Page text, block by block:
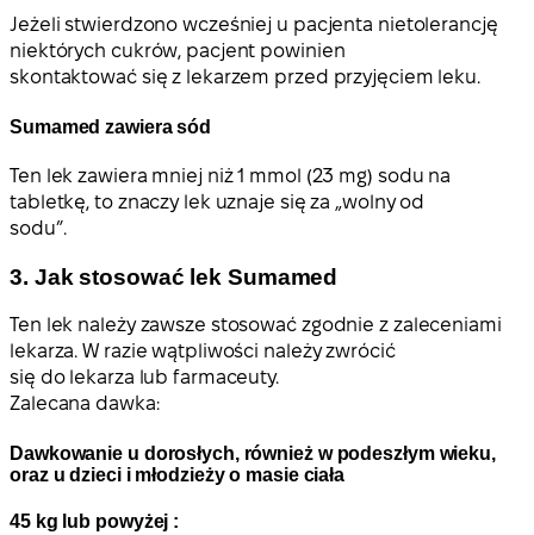
Jeżeli stwierdzono wcześniej u pacjenta nietolerancję
niektórych cukrów, pacjent powinien
skontaktować się z lekarzem przed przyjęciem leku.
Sumamed zawiera sód
Ten lek zawiera mniej niż 1 mmol (23 mg) sodu na
tabletkę, to znaczy lek uznaje się za „wolny od
sodu”.
3. Jak stosować lek Sumamed
Ten lek należy zawsze stosować zgodnie z zaleceniami
lekarza. W razie wątpliwości należy zwrócić
się do lekarza lub farmaceuty.
Zalecana dawka:
Dawkowanie u dorosłych, również w podeszłym wieku,
oraz u dzieci i młodzieży o masie ciała
45 kg lub powyżej :